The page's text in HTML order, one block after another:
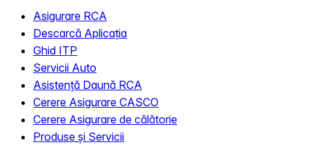
Asigurare RCA
Descarcă Aplicația
Ghid ITP
Servicii Auto
Asistență Daună RCA
Cerere Asigurare CASCO
Cerere Asigurare de călătorie
Produse și Servicii